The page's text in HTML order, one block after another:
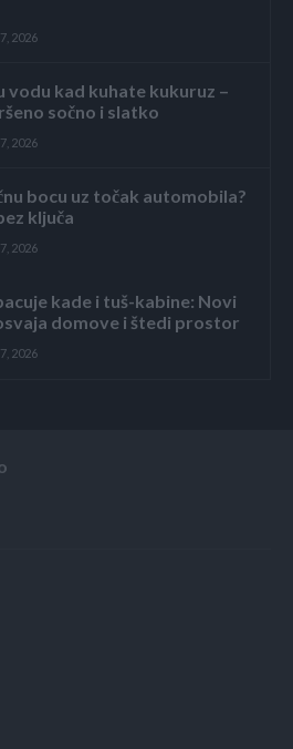
2026
vodu kad kuhate kukuruz –
sočno i slatko
2026
bocu uz točak automobila?
ključa
2026
kade i tuš-kabine: Novi
domove i štedi prostor
2026